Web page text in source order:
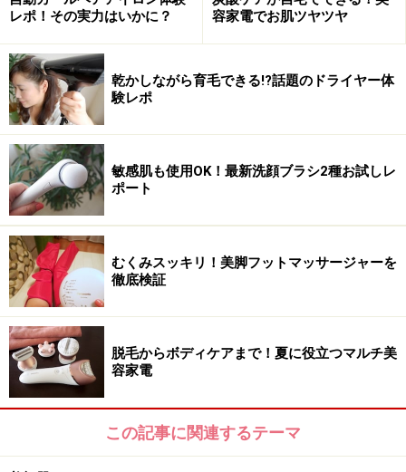
ームは、通常の水蒸気の約2万分の1の体積であり、この
3つの自動コースで理想の肌へ
この商品には「自動コース」が付いていて、「クリア
肌」「ハリ・弾力」「皮脂ケア」と３つのうちから選べ
ます。秒単位で温かいスチームと冷たいミスト（スチー
ムより粒が大きい）が切り替わるのですが、これは、美
容家・小林照子さんと共同開発した自動コースとのこ
と。
どのコースを選択しているかランプが付くのでひと目で分か
る
レポ！その実力はいかに？
容家電でお肌ツヤツヤ
乾かしながら育毛できる!?話題のドライヤー体
験レポ
敏感肌も使用OK！最新洗顔ブラシ2種お試しレ
ポート
むくみスッキリ！美脚フットマッサージャーを
徹底検証
脱毛からボディケアまで！夏に役立つマルチ美
容家電
この記事に関連するテーマ